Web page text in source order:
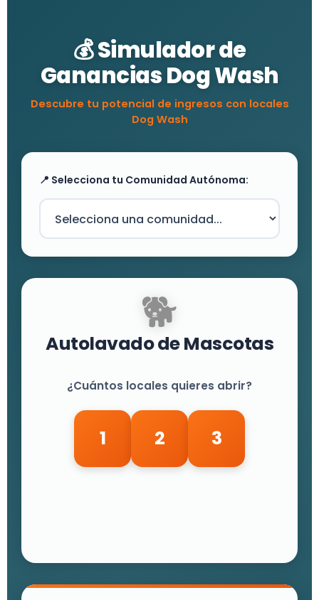
💰 Simulador de
Ganancias Dog Wash
Descubre tu potencial de ingresos con locales
Dog Wash
📍 Selecciona tu Comunidad Autónoma:
🐕
Autolavado de Mascotas
¿Cuántos locales quieres abrir?
1 2 3